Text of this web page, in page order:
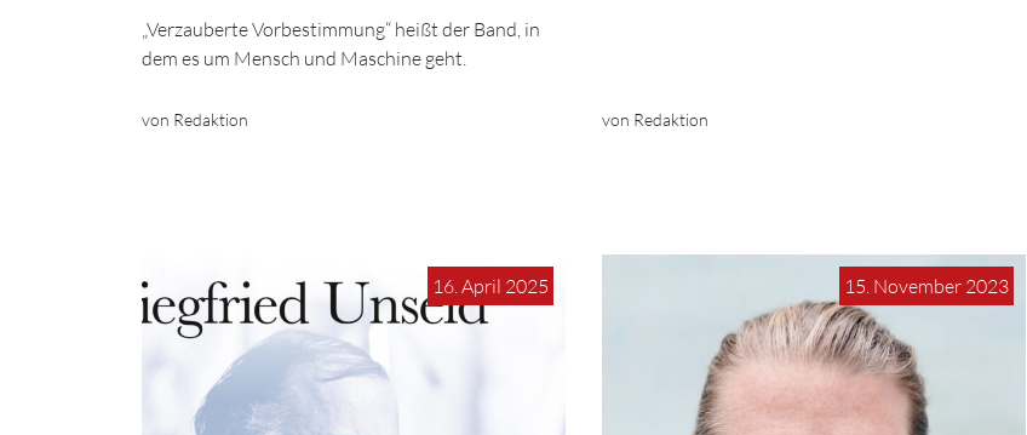
„Verzauberte Vorbestimmung“ heißt der Band, in
dem es um Mensch und Maschine geht.
von Redaktion von Redaktion
16. April 2025 15. November 2023